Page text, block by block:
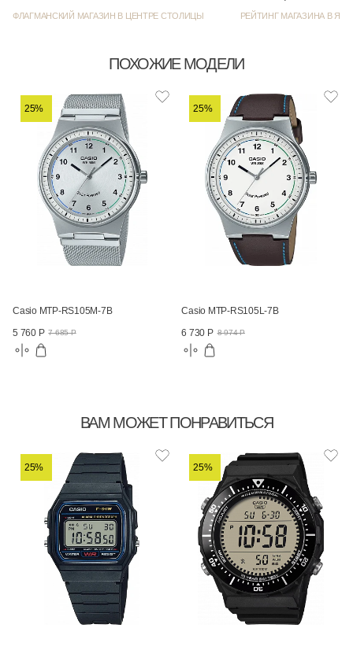
ФЛАГМАНСКИЙ МАГАЗИН В ЦЕНТРЕ СТОЛИЦЫ РЕЙТИНГ МАГАЗИНА В
ПОХОЖИЕ МОДЕЛИ
25%
Casio MTP-RS105M-7B
5 760 Р 7 685 Р
25%
Casio MTP-RS105L-7B
6 730 Р 8 974 Р
ВАМ МОЖЕТ ПОНРАВИТЬСЯ
25% 25%